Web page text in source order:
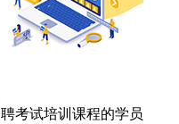
考试培训课程的学员